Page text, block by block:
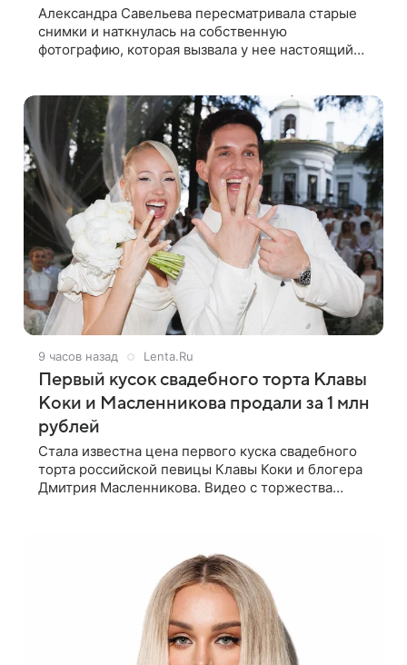
Александра Савельева пересматривала старые
снимки и наткнулась на собственную
фотографию, которая вызвала у нее настоящий
9 часов назад Lenta.Ru
Первый кусок свадебного торта Клавы
Коки и Масленникова продали за 1 млн
рублей
Стала известна цена первого куска свадебного
торта российской певицы Клавы Коки и блогера
Дмитрия Масленникова. Видео с торжества